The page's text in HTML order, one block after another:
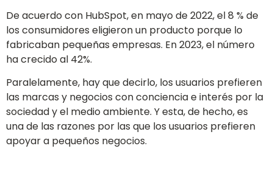
De acuerdo con HubSpot, en mayo de 2022, el 8 % de
los consumidores eligieron un producto porque lo
fabricaban pequeñas empresas. En 2023, el número
ha crecido al 42%.
Paralelamente, hay que decirlo, los usuarios prefieren
las marcas y negocios con conciencia e interés por la
sociedad y el medio ambiente. Y esta, de hecho, es
una de las razones por las que los usuarios prefieren
apoyar a pequeños negocios.